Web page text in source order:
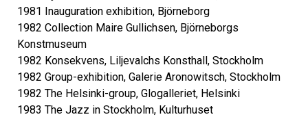
1981 Inauguration exhibition, Björneborg
1982 Collection Maire Gullichsen, Björneborgs
Konstmuseum
1982 Konsekvens, Liljevalchs Konsthall, Stockholm
1982 Group-exhibition, Galerie Aronowitsch, Stockholm
1982 The Helsinki-group, Glogalleriet, Helsinki
1983 The Jazz in Stockholm, Kulturhuset